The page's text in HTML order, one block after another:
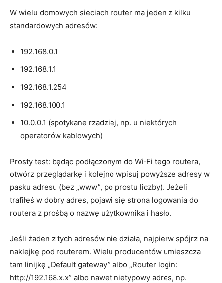
W wielu domowych sieciach router ma jeden z kilku
standardowych adresów:
192.168.0.1
192.168.1.1
192.168.1.254
192.168.100.1
10.0.0.1 (spotykane rzadziej, np. u niektórych
operatorów kablowych)
Prosty test: będąc podłączonym do Wi‑Fi tego routera,
otwórz przeglądarkę i kolejno wpisuj powyższe adresy w
pasku adresu (bez „www”, po prostu liczby). Jeżeli
trafiłeś w dobry adres, pojawi się strona logowania do
routera z prośbą o nazwę użytkownika i hasło.
Jeśli żaden z tych adresów nie działa, najpierw spójrz na
naklejkę pod routerem. Wielu producentów umieszcza
tam linijkę „Default gateway” albo „Router login:
http://192.168.x.x” albo nawet nietypowy adres, np.